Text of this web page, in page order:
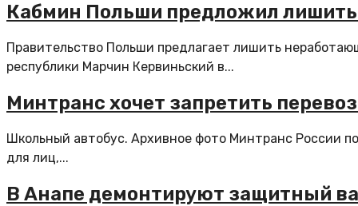
Кабмин Польши предложил
Правительство Польши предлагает лишить
республики Марчин Кервиньский в...
Минтранс хочет запретить
Школьный автобус. Архивное фото Минтранс России
для лиц,...
В Анапе демонтируют защитный